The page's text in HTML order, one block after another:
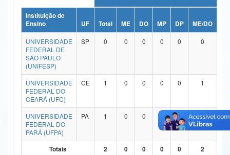
Ministério da Ciência, Tecnologia, Inovações e Comunicações
Ministério do Meio Ambiente
Ministério do Turismo
Ministério do Desenvolvimento Regional
Controladoria-Geral da União
Ministério da Mulher, da Família e dos Direitos Humanos
Secretaria-Geral
Instituição de
Ensino
UF Total ME DO MP DP ME/DO
UNIVERSIDADE
FEDERAL DE
SÃO PAULO
(UNIFESP)
SP 0 0 0 0 0 0
UNIVERSIDADE
FEDERAL DO
CEARÁ (UFC)
CE 1 0 0 0 0 1
UNIVERSIDADE
FEDERAL DO
PARÁ (UFPA)
PA 1 0 0 0 1
Totais 2 0 0 0 0 2